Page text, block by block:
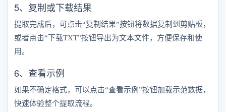
5、复制或下载结果
提取完成后，可点击“复制结果”按钮将数据复制到剪贴板，
或者点击“下载TXT”按钮导出为文本文件，方便保存和使
用。
6、查看示例
如果不确定格式，可以点击“查看示例”按钮加载示范数据，
快速体验整个提取流程。